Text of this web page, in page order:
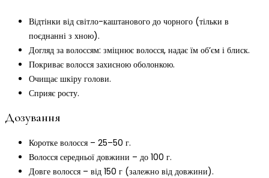
Відтінки від світло-каштанового до чорного (тільки в
поєднанні з хною).
Догляд за волоссям: зміцнює волосся, надає їм об’єм і блиск.
Покриває волосся захисною оболонкою.
Очищає шкіру голови.
Сприяє росту.
Дозування
Коротке волосся – 25–50 г.
Волосся середньої довжини – до 100 г.
Довге волосся – від 150 г (залежно від довжини).